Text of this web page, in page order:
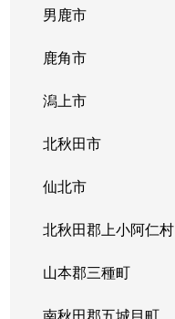
男鹿市
鹿角市
潟上市
北秋田市
仙北市
北秋田郡上小阿仁村
山本郡三種町